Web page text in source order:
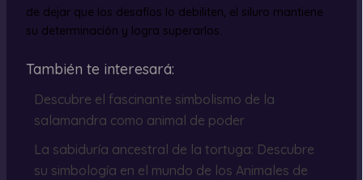
de dejar que los desafíos lo debiliten, el siluro mantiene
su determinación y logra superarlos.
También te interesará:
Descubre el fascinante simbolismo de la
salamandra como animal de poder
La sabiduría ancestral de la tortuga: Descubre
su simbología en el mundo de los Animales de